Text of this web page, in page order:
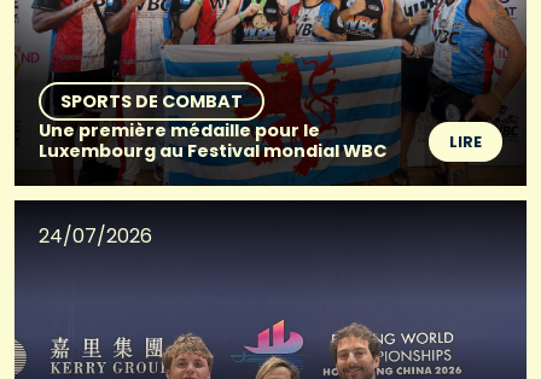
SPORTS DE COMBAT
Une première médaille pour le
Luxembourg au Festival mondial WBC
LIRE
24/07/2026